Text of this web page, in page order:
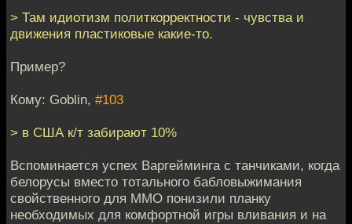
> Там идиотизм политкорректности - чувства и
движения пластиковые какие-то.
Пример?
Кому: Goblin, #103
> в США к/т забирают 10%
Вспоминается успех Варгейминга с танчиками, когда
белорусы вместо тотального бабловыжимания
свойственного для ММО понизили планку
необходимых для комфортной игры вливания и на